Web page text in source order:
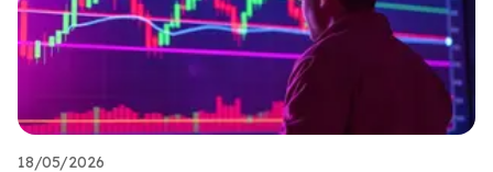
18/05/2026